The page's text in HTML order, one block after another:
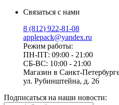
Связаться с нами
8 (812) 922-81-08
applepack@yandex.ru
Режим работы:
ПН-ПТ: 09:00 - 21:00
СБ-ВС: 10:00 - 21:00
Магазин в Санкт-
ул. Рубинштейна, д. 26
Подписаться на наши новости: